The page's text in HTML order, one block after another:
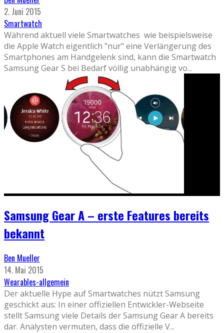
2. Juni 2015
Smartwatch
Während aktuell viele Smartwatches wie beispielsweise
die Apple Watch eigentlich "nur" eine Verlängerung des
Smartphones am Handgelenk sind, kann die Smartwatch
Samsung Gear S bei Bedarf völlig unabhängig vo...
Samsung Gear A – erste Features bereits
bekannt
Ben Mueller
14. Mai 2015
Wearables-allgemein
Der aktuelle Hype auf Smartwatches nützt Samsung
geschickt aus: In einer offiziellen Entwickler-Webseite
stellt Samsung viele Details der Samsung Gear A bereits
dar. Analysten vermuten, dass die offizielle V...